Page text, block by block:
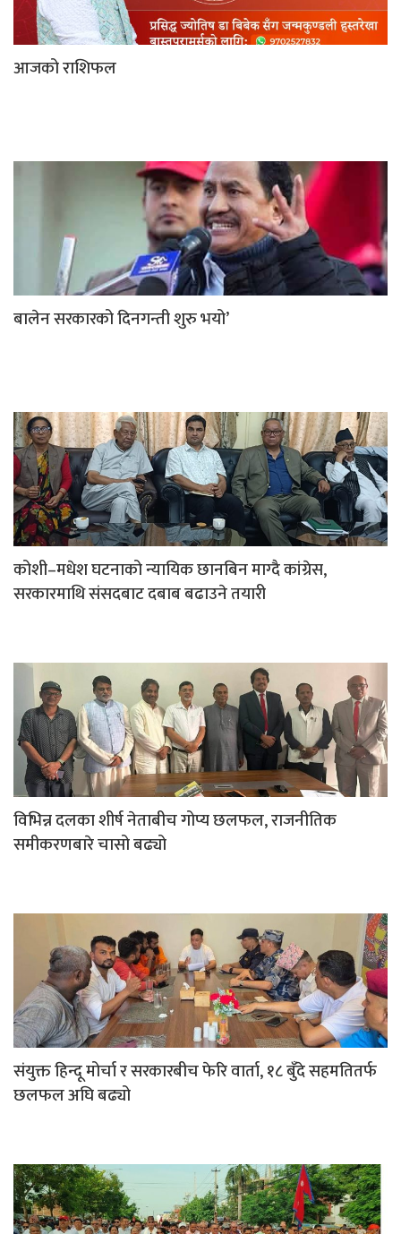
आजको राशिफल
बालेन सरकारको दिनगन्ती शुरु भयो’
कोशी–मधेश घटनाको न्यायिक छानबिन माग्दै कांग्रेस,
सरकारमाथि संसदबाट दबाब बढाउने तयारी
विभिन्न दलका शीर्ष नेताबीच गोप्य छलफल, राजनीतिक
समीकरणबारे चासो बढ्यो
संयुक्त हिन्दू मोर्चा र सरकारबीच फेरि वार्ता, १८ बुँदे सहमतितर्फ
छलफल अघि बढ्यो